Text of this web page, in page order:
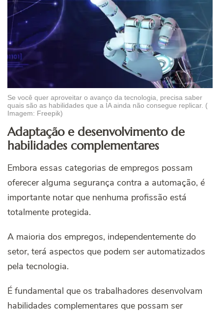
Se você quer aproveitar o avanço da tecnologia, precisa saber
quais são as habilidades que a IA ainda não consegue replicar. (
Imagem: Freepik)
Adaptação e desenvolvimento de
habilidades complementares
Embora essas categorias de empregos possam
oferecer alguma segurança contra a automação, é
importante notar que nenhuma profissão está
totalmente protegida.
A maioria dos empregos, independentemente do
setor, terá aspectos que podem ser automatizados
pela tecnologia.
É fundamental que os trabalhadores desenvolvam
habilidades complementares que possam ser